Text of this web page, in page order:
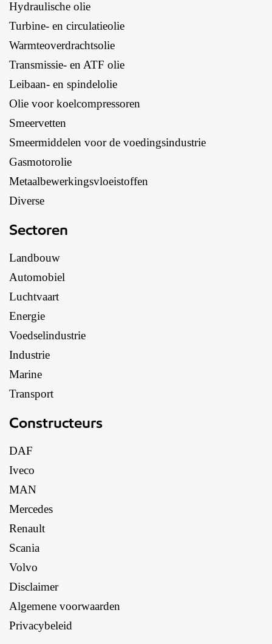
Hydraulische olie
Turbine- en circulatieolie
Warmteoverdrachtsolie
Transmissie- en ATF olie
Leibaan- en spindelolie
Olie voor koelcompressoren
Smeervetten
Smeermiddelen voor de voedingsindustrie
Gasmotorolie
Metaalbewerkingsvloeistoffen
Diverse
Sectoren
Landbouw
Automobiel
Luchtvaart
Energie
Voedselindustrie
Industrie
Marine
Transport
Constructeurs
DAF
Iveco
MAN
Mercedes
Renault
Scania
Volvo
Disclaimer
Algemene voorwaarden
Privacybeleid